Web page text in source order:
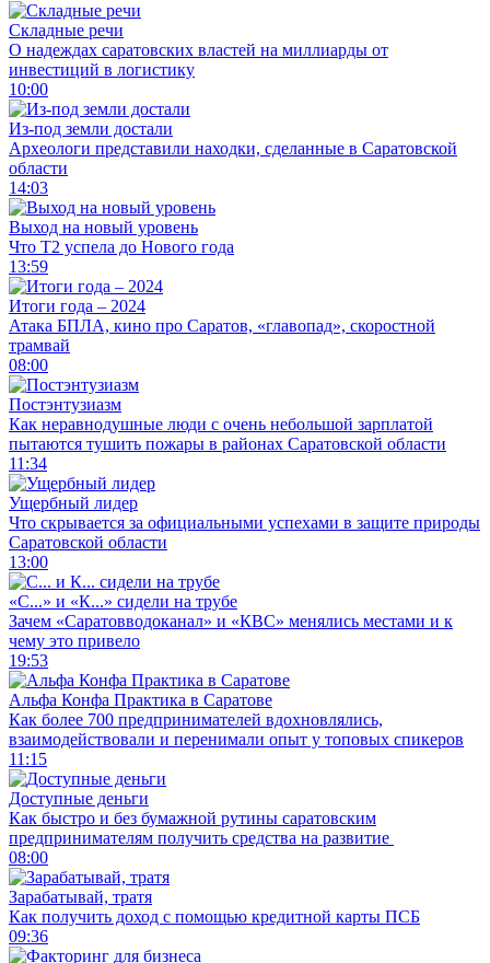
Складные речи
О надеждах саратовских властей на миллиарды от
инвестиций в логистику
10:00
Из-под земли достали
Археологи представили находки, сделанные в Саратовской
области
14:03
Выход на новый уровень
Что T2 успела до Нового года
13:59
Итоги года – 2024
Атака БПЛА, кино про Саратов, «главопад», скоростной
трамвай
08:00
Постэнтузиазм
Как неравнодушные люди с очень небольшой зарплатой
пытаются тушить пожары в районах Саратовской области
11:34
Ущербный лидер
Что скрывается за официальными успехами в защите природы
Саратовской области
13:00
«С...» и «К...» сидели на трубе
Зачем «Саратовводоканал» и «КВС» менялись местами и к
чему это привело
19:53
Альфа Конфа Практика в Саратове
Как более 700 предпринимателей вдохновлялись,
взаимодействовали и перенимали опыт у топовых спикеров
11:15
Доступные деньги
Как быстро и без бумажной рутины саратовским
предпринимателям получить средства на развитие
08:00
Зарабатывай, тратя
Как получить доход с помощью кредитной карты ПСБ
09:36